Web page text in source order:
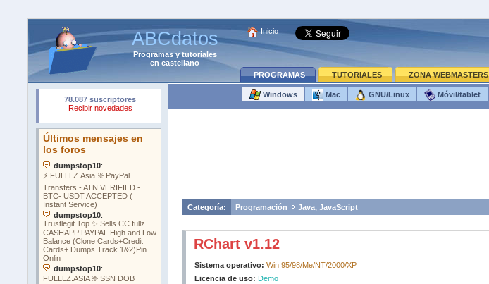
ABCdatos
Programasytutoriales
en castellano
Inicio
PROGRAMAS TUTORIALES ZONA WEBMASTERS
Windows Mac GNU/Linux Móvil/tablet
Categoría: Programación Java, JavaScript
RChart v1.12
Sistema operativo: Win 95/98/Me/NT/2000/XP
Licencia de uso: Demo